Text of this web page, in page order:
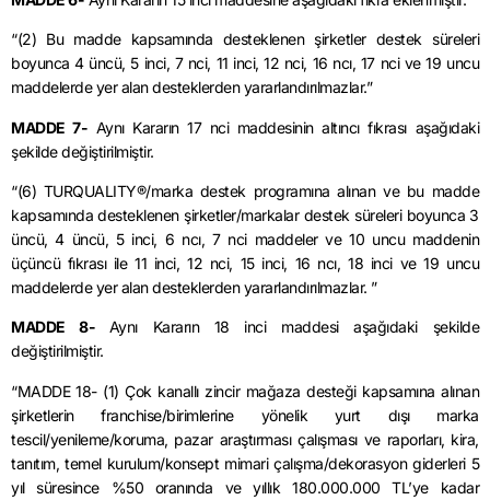
“(2) Bu madde kapsamında desteklenen şirketler destek süreleri
boyunca 4 üncü, 5 inci, 7 nci, 11 inci, 12 nci, 16 ncı, 17 nci ve 19 uncu
maddelerde yer alan desteklerden yararlandırılmazlar.”
MADDE 7- Aynı Kararın 17 nci maddesinin altıncı fıkrası aşağıdaki
şekilde değiştirilmiştir.
“(6) TURQUALITY®/marka destek programına alınan ve bu madde
kapsamında desteklenen şirketler/markalar destek süreleri boyunca 3
üncü, 4 üncü, 5 inci, 6 ncı, 7 nci maddeler ve 10 uncu maddenin
üçüncü fıkrası ile 11 inci, 12 nci, 15 inci, 16 ncı, 18 inci ve 19 uncu
maddelerde yer alan desteklerden yararlandırılmazlar. ”
MADDE 8- Aynı Kararın 18 inci maddesi aşağıdaki şekilde
değiştirilmiştir.
“MADDE 18- (1) Çok kanallı zincir mağaza desteği kapsamına alınan
şirketlerin franchise/birimlerine yönelik yurt dışı marka
tescil/yenileme/koruma, pazar araştırması çalışması ve raporları, kira,
tanıtım, temel kurulum/konsept mimari çalışma/dekorasyon giderleri 5
yıl süresince %50 oranında ve yıllık 180.000.000 TL’ye kadar